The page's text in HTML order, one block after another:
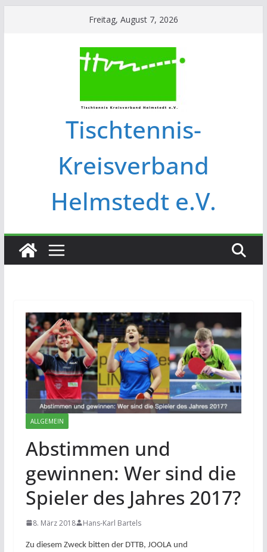
Freitag, August 7, 2026
Tischtennis-
Kreisverband
Helmstedt e.V.
ALLGEMEIN
Abstimmen und
gewinnen: Wer sind die
Spieler des Jahres 2017?
8. März 2018 Hans-Karl Bartels
Zu diesem Zweck bitten der DTTB, JOOLA und